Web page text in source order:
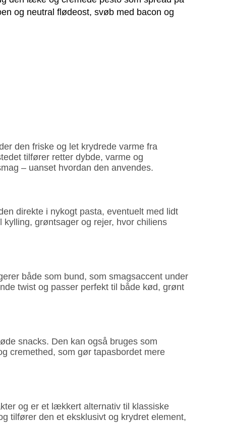
og neutral flødeost, svøb med bacon og
den friske og let krydrede varme fra
tilfører retter dybde, varme og
– uanset hvordan den anvendes.
direkte i nykogt pasta, eventuelt med lidt
grøntsager og rejer, hvor chiliens
både som bund, som smagsaccent under
twist og passer perfekt til både kød, grønt
snacks. Den kan også bruges som
cremethed, som gør tapasbordet mere
og er et lækkert alternativ til klassiske
tilfører den et eksklusivt og krydret element,